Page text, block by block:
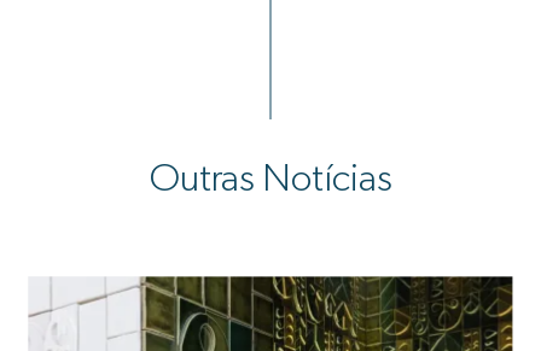
Outras Notícias